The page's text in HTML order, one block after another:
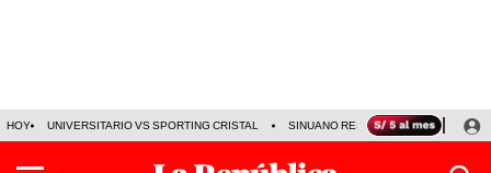
HOY UNIVERSITARIO VS SPORTING CRISTAL SINUANO RESULTADOS HOY